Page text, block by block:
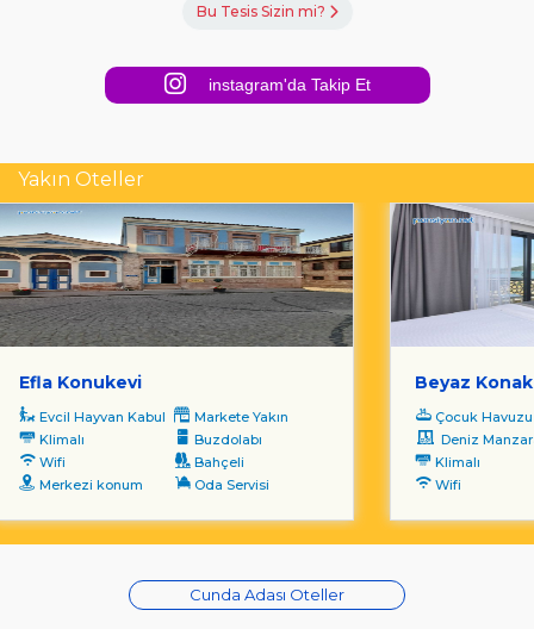
Bu Tesis Sizin mi?
instagram'da Takip Et
Yakın Oteller
Efla Konukevi
Evcil Hayvan Kabul
Markete Yakın
Klimalı
Buzdolabı
Wifi
Bahçeli
Merkezi konum
Oda Servisi
Beyaz
Çocuk Havuzu
Deniz
Klimalı
Wifi
Cunda Adası Oteller